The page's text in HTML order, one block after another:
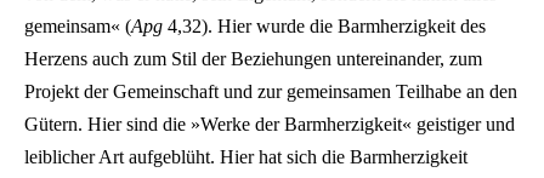
gemeinsam« (Apg 4,32). Hier wurde die Barmherzigkeit des
Herzens auch zum Stil der Beziehungen untereinander, zum
Projekt der Gemeinschaft und zur gemeinsamen Teilhabe an den
Gütern. Hier sind die »Werke der Barmherzigkeit« geistiger und
leiblicher Art aufgeblüht. Hier hat sich die Barmherzigkeit